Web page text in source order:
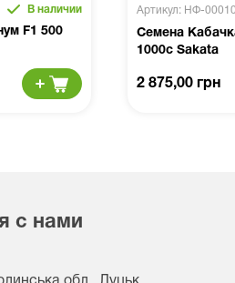
В наличии
F1 500
Артикул: НФ-
Семена
1000с Sakata
2 875,00 грн
с нами